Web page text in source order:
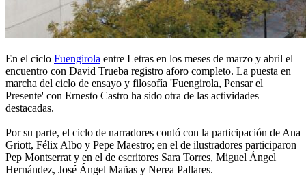
En el ciclo Fuengirola entre Letras en los meses de marzo y abril el
encuentro con David Trueba registro aforo completo. La puesta en
marcha del ciclo de ensayo y filosofía 'Fuengirola, Pensar el
Presente' con Ernesto Castro ha sido otra de las actividades
destacadas.
Por su parte, el ciclo de narradores contó con la participación de Ana
Griott, Félix Albo y Pepe Maestro; en el de ilustradores participaron
Pep Montserrat y en el de escritores Sara Torres, Miguel Ángel
Hernández, José Ángel Mañas y Nerea Pallares.